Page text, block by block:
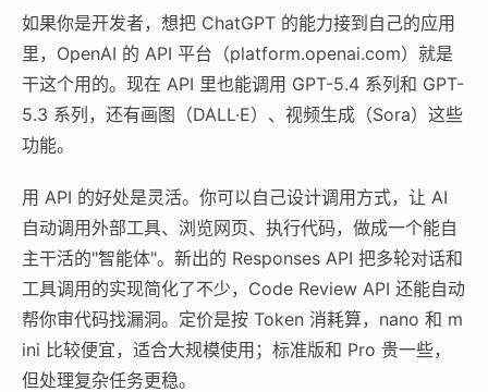
如果你是开发者，想把 ChatGPT 的能力接到自己的应用
里，OpenAI 的 API 平台（platform.openai.com）就是
干这个用的。现在 API 里也能调用 GPT-5.4 系列和 GPT-
5.3 系列，还有画图（DALL·E）、视频生成（Sora）这些
功能。
用 API 的好处是灵活。你可以自己设计调用方式，让 AI
自动调用外部工具、浏览网页、执行代码，做成一个能自
主干活的"智能体"。新出的 Responses API 把多轮对话和
工具调用的实现简化了不少，Code Review API 还能自动
帮你审代码找漏洞。定价是按 Token 消耗算，nano 和 m
ini 比较便宜，适合大规模使用；标准版和 Pro 贵一些，
但处理复杂任务更稳。